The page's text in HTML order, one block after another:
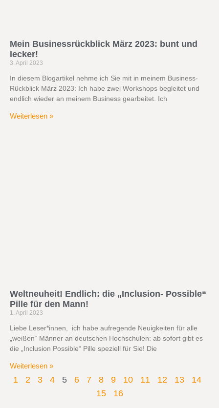
Mein Businessrückblick März 2023: bunt und
lecker!
3. April 2023
In diesem Blogartikel nehme ich Sie mit in meinem Business-
Rückblick März 2023: Ich habe zwei Workshops begleitet und
endlich wieder an meinem Business gearbeitet. Ich
Weiterlesen »
Weltneuheit! Endlich: die „Inclusion- Possible“
Pille für den Mann!
1. April 2023
Liebe Leser*innen, ich habe aufregende Neuigkeiten für alle
„weißen“ Männer an deutschen Hochschulen: ab sofort gibt es
die „Inclusion Possible“ Pille speziell für Sie! Die
Weiterlesen »
1 2 3 4 5 6 7 8 9 10 11 12 13
14
15
16